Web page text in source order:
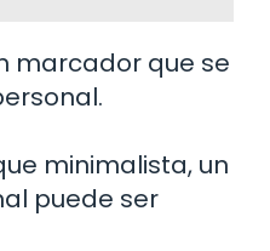
marcador que se
minimalista, un
puede ser